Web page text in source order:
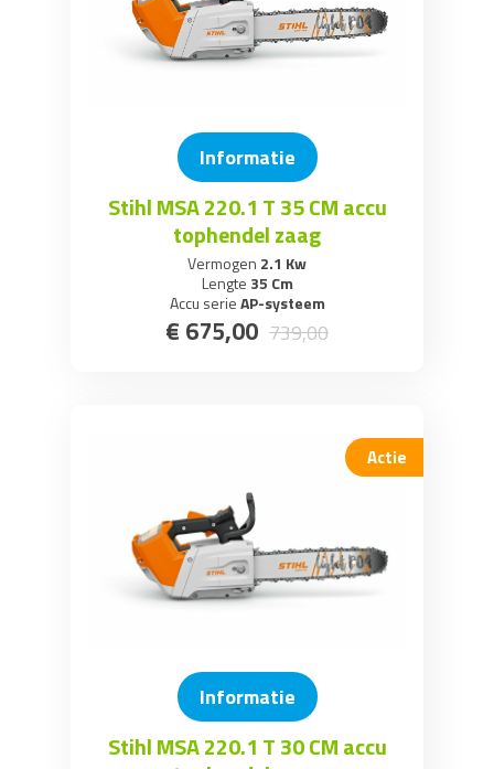
Informatie
Stihl MSA 220.1 T 35 CM accu
tophendel zaag
Vermogen 2.1 Kw
Lengte 35 Cm
Accu serieAP-systeem
€ 675,00 739,00
Actie
Informatie
Stihl MSA 220.1 T 30 CM accu